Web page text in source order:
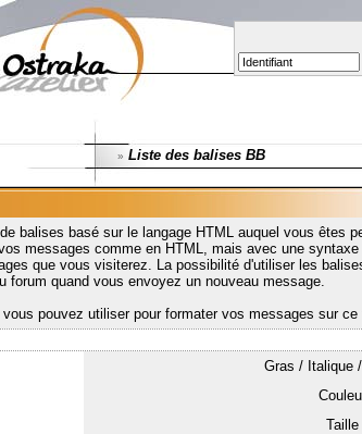
» Liste des balises BB
balises basé sur le langage HTML auquel vous êtes
messages comme en HTML, mais avec une
que vous visiterez. La possibilité d'utiliser les
forum quand vous envoyez un nouveau message.
pouvez utiliser pour formater vos messages sur ce
Gras / Italique
Taille